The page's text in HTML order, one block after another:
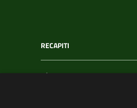
RECAPITI